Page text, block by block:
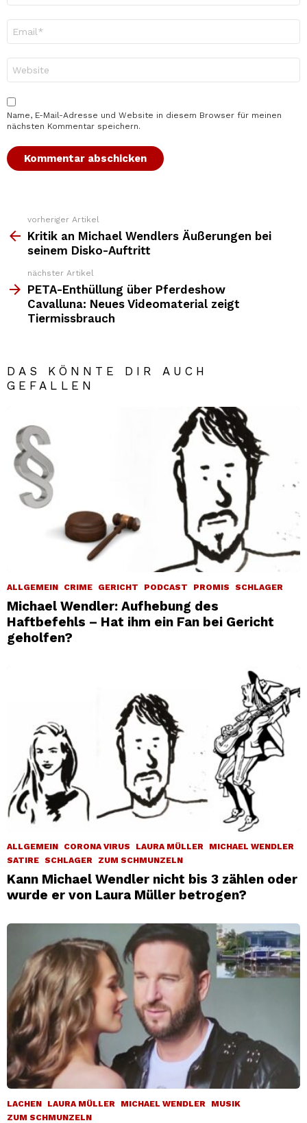
Mail-
Adresse
*
Name, E-Mail-Adresse und Website in diesem Browser für meinen
nächsten Kommentar speichern.
Weitere
Top
News
vorheriger Artikel
Kritik an Michael Wendlers Äußerungen bei
seinem Disko-Auftritt
nächster Artikel
PETA-Enthüllung über Pferdeshow
Cavalluna: Neues Videomaterial zeigt
Tiermissbrauch
DAS KÖNNTE DIR AUCH
GEFALLEN
ALLGEMEIN CRIME GERICHT PODCAST PROMIS SCHLAGER
Michael Wendler: Aufhebung des
Haftbefehls – Hat ihm ein Fan bei Gericht
geholfen?
ALLGEMEIN CORONA VIRUS LAURA MÜLLER
MICHAEL WENDLER
SATIRE SCHLAGER ZUM SCHMUNZELN
Kann Michael Wendler nicht bis 3 zählen oder
wurde er von Laura Müller betrogen?
LACHEN LAURA MÜLLER MICHAEL WENDLER
MUSIK
ZUM SCHMUNZELN